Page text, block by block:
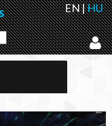
EN|HU